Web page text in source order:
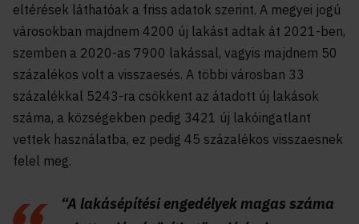
eltérések láthatóak a friss adatok szerint. A megyei jogú
városokban majdnem 4200 új lakást adtak át 2021-ben,
szemben a 2020-as 7900 lakással, vagyis majdnem 50
százalékos volt a visszaesés. A többi városban 33
százalékkal 5243-ra csökkent az átadott új lakások
száma, a községekben pedig 3421 új lakóingatlant
vettek használatba, ez pedig 45 százalékos visszaesnek
felel meg.
“A lakásépítési engedélyek magas száma